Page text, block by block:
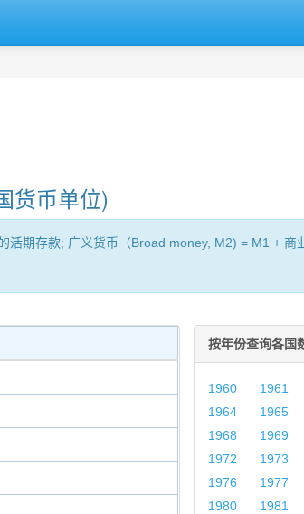
货币单位)
期存款; 广义货币（Broad money, M2) = M1 + 商
按年份查询各国
1960 1961
1964
1965
1968
1969
1972
1973
1976
1977
1980
1981